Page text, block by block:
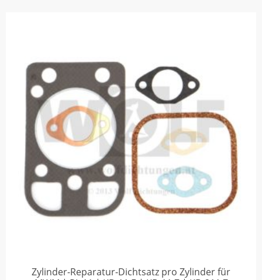
Zylinder-Reparatur-Dichtsatz pro Zylinder für